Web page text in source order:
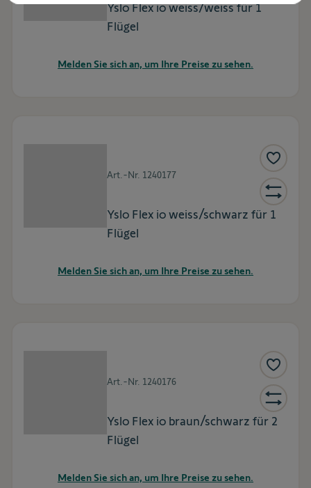
Yslo Flex io weiss/weiss für 1
Flügel
Melden Sie sich an, um Ihre Preise zu sehen.
Art.-Nr. 1240177
Yslo Flex io weiss/schwarz für 1
Flügel
Melden Sie sich an, um Ihre Preise zu sehen.
Art.-Nr. 1240176
Yslo Flex io braun/schwarz für 2
Flügel
Melden Sie sich an, um Ihre Preise zu sehen.